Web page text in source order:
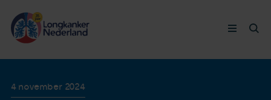
Longkanker
4 november 2024